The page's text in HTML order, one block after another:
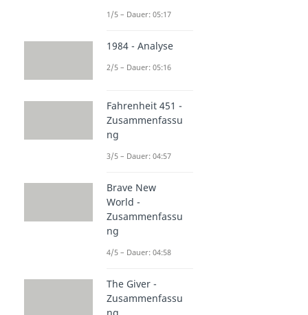
1/5 – Dauer: 05:17
1984 - Analyse
2/5 – Dauer: 05:16
Fahrenheit 451 -
Zusammenfassu
ng
3/5 – Dauer: 04:57
Brave New
World -
Zusammenfassu
ng
4/5 – Dauer: 04:58
The Giver -
Zusammenfassu